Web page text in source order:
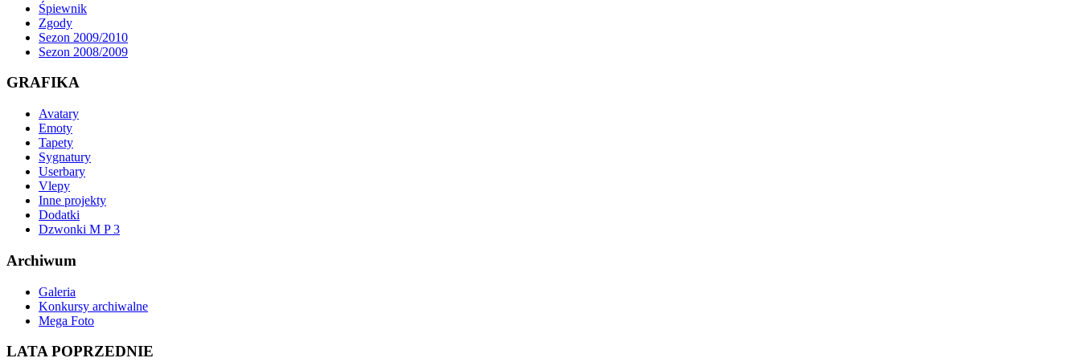
Śpiewnik
Zgody
Sezon 2009/2010
Sezon 2008/2009
GRAFIKA
Avatary
Emoty
Tapety
Sygnatury
Userbary
Vlepy
Inne projekty
Dodatki
Dzwonki M P 3
Archiwum
Galeria
Konkursy archiwalne
Mega Foto
LATA POPRZEDNIE